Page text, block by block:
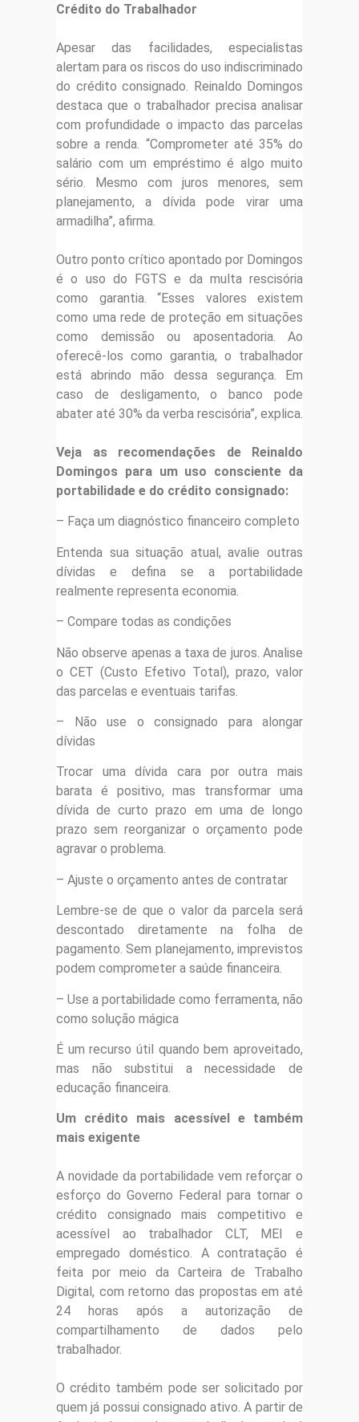
Crédito do Trabalhador
Apesar das facilidades, especialistas
alertam para os riscos do uso indiscriminado
do crédito consignado. Reinaldo Domingos
destaca que o trabalhador precisa analisar
com profundidade o impacto das parcelas
sobre a renda. “Comprometer até 35% do
salário com um empréstimo é algo muito
sério. Mesmo com juros menores, sem
planejamento, a dívida pode virar uma
armadilha”, afirma.
Outro ponto crítico apontado por Domingos
é o uso do FGTS e da multa rescisória
como garantia. “Esses valores existem
como uma rede de proteção em situações
como demissão ou aposentadoria. Ao
oferecê-los como garantia, o trabalhador
está abrindo mão dessa segurança. Em
caso de desligamento, o banco pode
abater até 30% da verba rescisória”, explica.
Veja as recomendações de Reinaldo
Domingos para um uso consciente da
portabilidade e do crédito consignado:
– Faça um diagnóstico financeiro completo
Entenda sua situação atual, avalie outras
dívidas e defina se a portabilidade
realmente representa economia.
– Compare todas as condições
Não observe apenas a taxa de juros. Analise
o CET (Custo Efetivo Total), prazo, valor
das parcelas e eventuais tarifas.
– Não use o consignado para alongar
dívidas
Trocar uma dívida cara por outra mais
barata é positivo, mas transformar uma
dívida de curto prazo em uma de longo
prazo sem reorganizar o orçamento pode
agravar o problema.
– Ajuste o orçamento antes de contratar
Lembre-se de que o valor da parcela será
descontado diretamente na folha de
pagamento. Sem planejamento, imprevistos
podem comprometer a saúde financeira.
– Use a portabilidade como ferramenta, não
como solução mágica
É um recurso útil quando bem aproveitado,
mas não substitui a necessidade de
educação financeira.
Um crédito mais acessível e também
mais exigente
A novidade da portabilidade vem reforçar o
esforço do Governo Federal para tornar o
crédito consignado mais competitivo e
acessível ao trabalhador CLT, MEI e
empregado doméstico. A contratação é
feita por meio da Carteira de Trabalho
Digital, com retorno das propostas em até
24 horas após a autorização de
compartilhamento de dados pelo
trabalhador.
O crédito também pode ser solicitado por
quem já possui consignado ativo. A partir de